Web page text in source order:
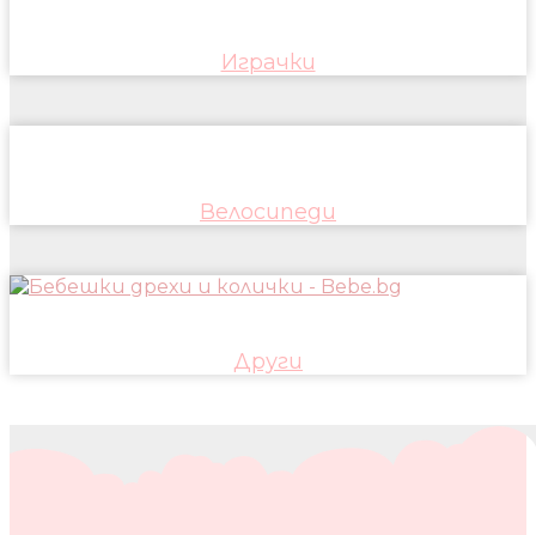
Играчки
Велосипеди
Други